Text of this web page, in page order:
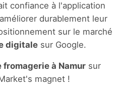
confiance à l'application
durablement leur
sur le marché
digitale sur Google.
fromagerie à Namursur
magnet !